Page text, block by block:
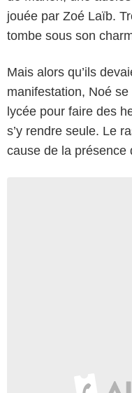
jouée par Zoé Laïb.
tombe sous son
Mais alors qu’ils
manifestation, Noé
lycée pour faire des
s’y rendre seule. Le
cause de la présence